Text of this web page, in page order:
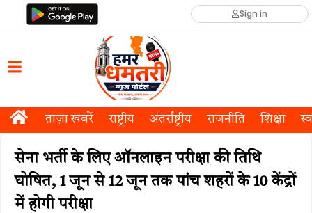
Sign in
ताज़ा खबरें राष्ट्रीय अंतर्राष्ट्रीय राजनीति शिक्षा
सेना भर्ती के लिए ऑनलाइन परीक्षा की तिथि
घोषित, 1 जून से 12 जून तक पांच शहरों के 10 केंद्रों
में होगी परीक्षा